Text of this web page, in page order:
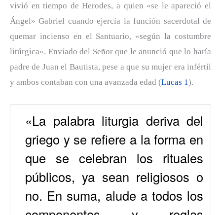
vivió en tiempo de Herodes, a quien «se le apareció el
Ángel» Gabriel cuando ejercía la función sacerdotal de
quemar incienso en el Santuario, «según la costumbre
litúrgica». Enviado del Señor que le anunció que lo haría
padre de Juan el Bautista, pese a que su mujer era infértil
y ambos contaban con una avanzada edad (Lucas 1).
«La palabra liturgia deriva del
griego y se refiere a la forma en
que se celebran los rituales
públicos, ya sean religiosos o
no. En suma, alude a todos los